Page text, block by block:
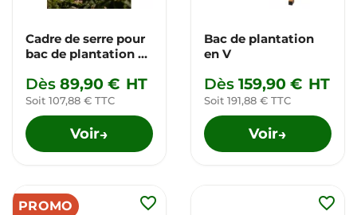
Cadre de serre pour
bac de plantation en
Dès 89,90 € HT
Soit 107,88 € TTC
Voir→
Bac de plantation
en V
Dès 159,90 € HT
Soit 191,88 € TTC
Voir→
PROMO favorite_border favorite_border